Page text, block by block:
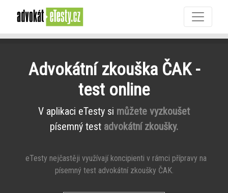
Advokátní zkouška ČAK -
test online
V aplikaci eTesty si můžete vyzkoušet
písemný test advokátní zkoušky.
eTesty nejčastěji využívají koncipienti v rámci přípravy na
písemný test advokátní zkoušky ČAK.